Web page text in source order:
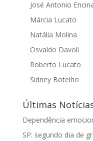
José Antonio
Márcia Lucato
Natália Molina
Osvaldo Davoli
Roberto Lucato
Sidney Botelho
Últimas
Dependência
SP: segundo dia de